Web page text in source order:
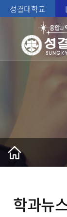
성결대학교
학과뉴